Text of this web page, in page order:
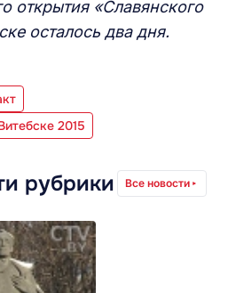
открытия «Славянского
осталось два дня.
2015
рубрики Все новости